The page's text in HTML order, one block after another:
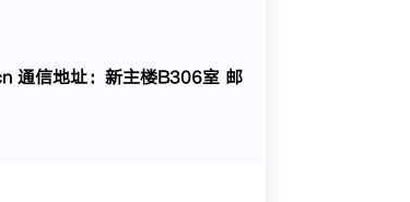
通信地址：新主楼B306室 邮